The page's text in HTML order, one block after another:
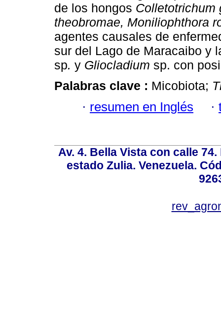
de los hongos Colletotrichum
theobromae, Moniliophthora
agentes causales de
sur del Lago de Maracaibo y
sp. y Gliocladium sp. con
Palabras clave : Micobiota;
· resumen en Inglés ·
Av. 4. Bella Vista con calle
estado Zulia. Venezuela.